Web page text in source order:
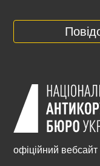
офіційний вебсайт